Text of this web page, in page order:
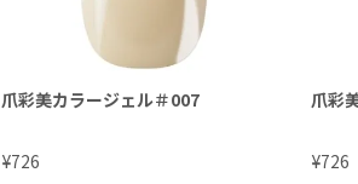
爪彩美カラージェル＃007
¥726
爪彩
¥726